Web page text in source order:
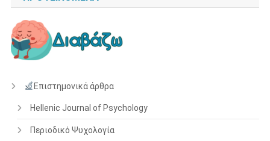
Επιστημονικά άρθρα
Hellenic Journal of Psychology
Περιοδικό Ψυχολογία